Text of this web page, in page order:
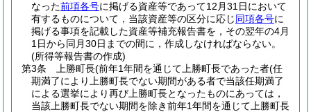
なった前項各号に掲げる資産等であって12月31日において
有するものについて，当該資産等の区分に応じ同項各号に
掲げる事項を記載した資産等補充報告書を，その翌年の4月
1日から同月30日までの間に，作成しなければならない。
(所得等報告書の作成)
第3条
上勝町長(前年1年間を通じて上勝町長であった者(任
期満了により上勝町長でない期間がある者で当該任期満了
による選挙により再び上勝町長となったものにあっては，
当該上勝町長でない期間を除き前年1年間を通じて上勝町長